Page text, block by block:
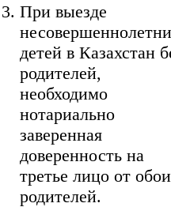
При выезде
детей в Казахстан
родителей,
необходимо
нотариально
заверенная
доверенность на
третье лицо от
родителей.